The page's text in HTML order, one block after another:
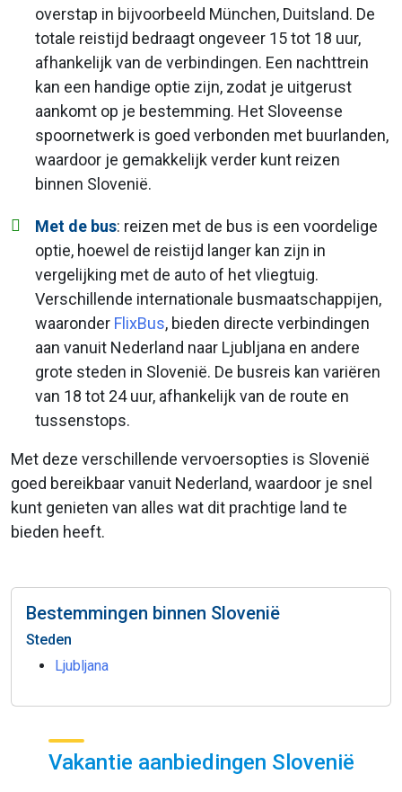
overstap in bijvoorbeeld München, Duitsland. De
totale reistijd bedraagt ongeveer 15 tot 18 uur,
afhankelijk van de verbindingen. Een nachttrein
kan een handige optie zijn, zodat je uitgerust
aankomt op je bestemming. Het Sloveense
spoornetwerk is goed verbonden met buurlanden,
waardoor je gemakkelijk verder kunt reizen
binnen Slovenië.
Met de bus: reizen met de bus is een voordelige
optie, hoewel de reistijd langer kan zijn in
vergelijking met de auto of het vliegtuig.
Verschillende internationale busmaatschappijen,
waaronder FlixBus, bieden directe verbindingen
aan vanuit Nederland naar Ljubljana en andere
grote steden in Slovenië. De busreis kan variëren
van 18 tot 24 uur, afhankelijk van de route en
tussenstops.
Met deze verschillende vervoersopties is Slovenië
goed bereikbaar vanuit Nederland, waardoor je snel
kunt genieten van alles wat dit prachtige land te
bieden heeft.
Bestemmingen binnen Slovenië
Steden
Ljubljana
Vakantie aanbiedingen Slovenië